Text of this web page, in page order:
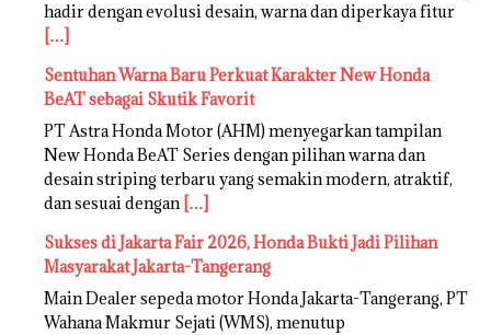
hadir dengan evolusi desain, warna dan diperkaya fitur
[…]
Sentuhan Warna Baru Perkuat Karakter New Honda
BeAT sebagai Skutik Favorit
PT Astra Honda Motor (AHM) menyegarkan tampilan
New Honda BeAT Series dengan pilihan warna dan
desain striping terbaru yang semakin modern, atraktif,
dan sesuai dengan […]
Sukses di Jakarta Fair 2026, Honda Bukti Jadi Pilihan
Masyarakat Jakarta-Tangerang
Main Dealer sepeda motor Honda Jakarta-Tangerang, PT
Wahana Makmur Sejati (WMS), menutup